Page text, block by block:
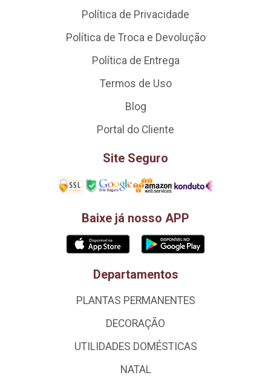
Política de Privacidade
Política de Troca e Devolução
Política de Entrega
Termos de Uso
Blog
Portal do Cliente
Site Seguro
Baixe já nosso APP
Departamentos
PLANTAS PERMANENTES
DECORAÇÃO
UTILIDADES DOMÉSTICAS
NATAL